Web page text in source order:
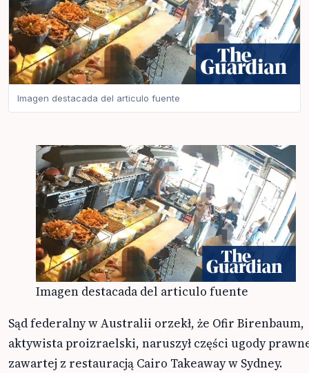
Imagen destacada del articulo fuente
Imagen destacada del articulo fuente
Sąd federalny w Australii orzekł, że Ofir Birenbaum,
aktywista proizraelski, naruszył części ugody
zawartej z restauracją Cairo Takeaway w Sydney.